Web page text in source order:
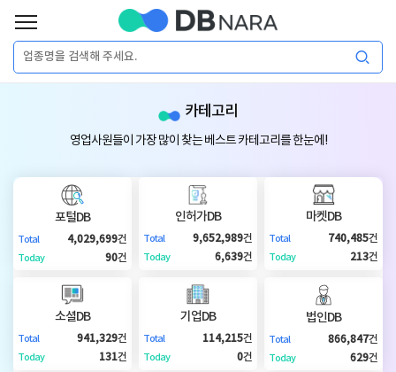
로
그
합
털
인
카테고리
영업사원들이 가장 많이 찾는 베스트 카테고리를 한눈에!
포털DB
Total 4,029,699건
Today 90건
인허가DB
Total 9,652,989건
Today 6,639건
마켓DB
Total 740,485건
Today 213건
소셜DB
Total 941,329건
Today 131건
기업DB
Total 114,215건
Today 0건
법인DB
Total 866,847건
Today 629건